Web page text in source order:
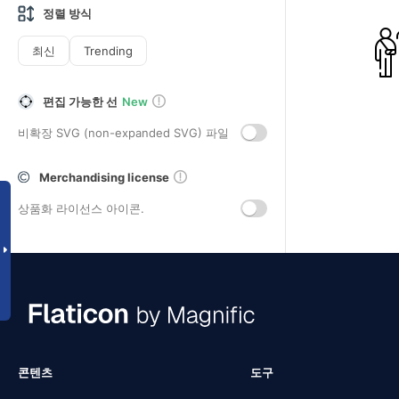
정렬 방식
최신 Trending
편집 가능한 선 New
비확장 SVG (non-expanded SVG) 파일
Merchandising license
상품화 라이선스 아이콘.
콘텐츠 도구